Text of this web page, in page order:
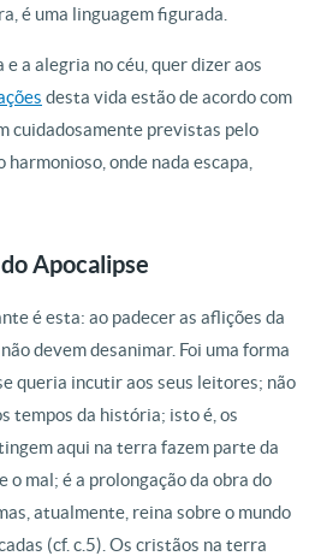
é uma linguagem figurada.
a alegria no céu, quer dizer aos
desta vida estão de acordo com
cuidadosamente previstas pelo
onde nada escapa,
Apocalipse
é esta: ao padecer as aflições da
devem desanimar. Foi uma forma
queria incutir aos seus leitores; não
tempos da história; isto é, os
aqui na terra fazem parte da
mal; é a prolongação da obra do
atualmente, reina sobre o mundo
(cf. c.5). Os cristãos na terra